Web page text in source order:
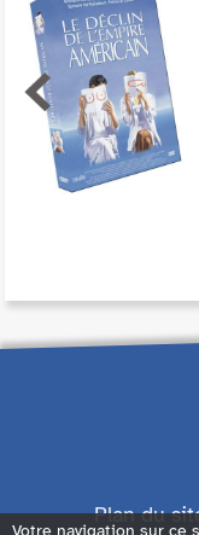
Plan du
Votre navigation sur ce